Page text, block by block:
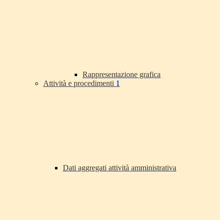
Rappresentazione grafica
Attività e procedimenti 1
Dati aggregati attività amministrativa